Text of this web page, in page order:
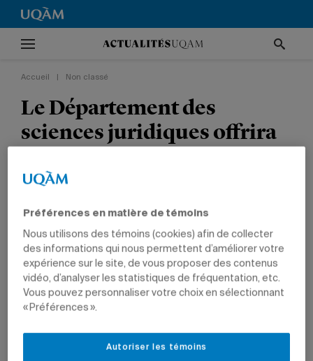
Accueil Non classé
Le Département des
sciences juridiques offrira
formation continue aux
membres du Barreau
NON CLASSÉ POLITIQUE ET DROIT
Préférences en matière de témoins
Nous utilisons des témoins (cookies) afin de collecter
des informations qui nous permettent d’améliorer votre
expérience sur le site, de vous proposer des contenus
vidéo, d’analyser les statistiques de fréquentation, etc.
Vous pouvez personnaliser votre choix en sélectionnant
« Préférences ».
Autoriser les témoins